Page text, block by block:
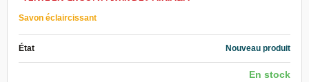
Savon éclaircissant
État Nouveau produit
En stock